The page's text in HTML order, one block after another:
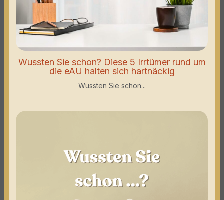
Wussten Sie schon? Diese 5 Irrtümer rund um
die eAU halten sich hartnäckig
Wussten Sie schon...